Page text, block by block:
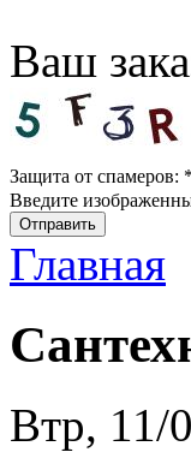
Ваш
Защита от спамеров: *
Введите
Главная
Втр, 11/